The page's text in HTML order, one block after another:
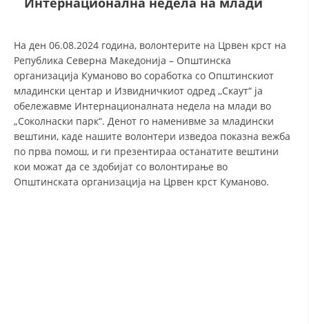
КОНТАКТ ИНФОРМАЦИИ
ЗАКОН ЗА ЦКРМ
СТАТУТ НА ЦКРМ
На ден 06.08.2024 година, волонтерите на Црвен крст на
Република Северна Македонија – Општинска
организација Куманово во соработка со Општинскиот
младински центар и Извидничкиот одред ,,Скаут“ ја
обележавме Интернационалната недела на млади во
„Соколнаски парк“. Денот го наменивме за младински
вештини, каде нашите волонтери изведоа показна вежба
по прва помош, и ги презентираа останатите вештини
кои можат да се здобијат со волонтирање во
Општинската организација на Црвен крст Куманово.